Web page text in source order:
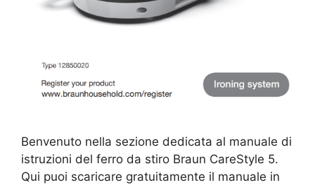
Benvenuto nella sezione dedicata al manuale di
istruzioni del ferro da stiro Braun CareStyle 5.
Qui puoi scaricare gratuitamente il manuale in